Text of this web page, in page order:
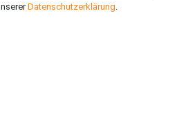
Daten­schutz­erklärung.